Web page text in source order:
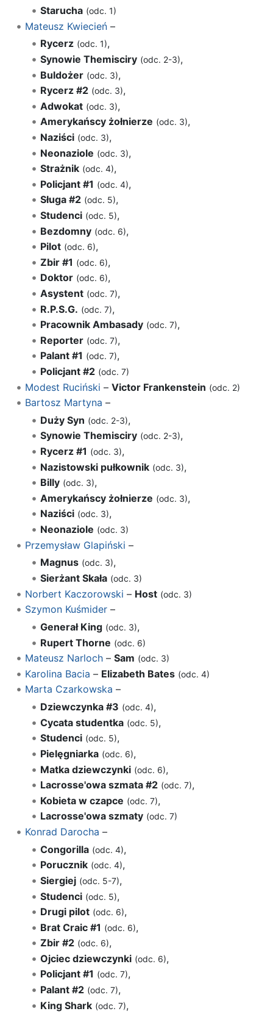
Starucha (odc. 1)
Mateusz Kwiecień–
Rycerz (odc. 1),
Synowie Themisciry (odc. 2-3),
Buldożer (odc. 3),
Rycerz #2 (odc. 3),
Adwokat (odc. 3),
Amerykańscy żołnierze (odc. 3),
Naziści (odc. 3),
Neonaziole (odc. 3),
Strażnik (odc. 4),
Policjant #1 (odc. 4),
Sługa #2 (odc. 5),
Studenci (odc. 5),
Bezdomny (odc. 6),
Pilot (odc. 6),
Zbir #1 (odc. 6),
Doktor (odc. 6),
Asystent (odc. 7),
R.P.S.G. (odc. 7),
Pracownik Ambasady (odc. 7),
Reporter (odc. 7),
Palant #1 (odc. 7),
Policjant #2 (odc. 7)
Modest Ruciński – Victor Frankenstein (odc. 2)
Bartosz Martyna –
Duży Syn (odc. 2-3),
Synowie Themisciry (odc. 2-3),
Rycerz #1 (odc. 3),
Nazistowski pułkownik (odc. 3),
Billy (odc. 3),
Amerykańscy żołnierze (odc. 3),
Naziści (odc. 3),
Neonaziole (odc. 3)
Przemysław Glapiński –
Magnus (odc. 3),
Sierżant Skała (odc. 3)
Norbert Kaczorowski – Host (odc. 3)
Szymon Kuśmider–
Generał King (odc. 3),
Rupert Thorne (odc. 6)
Mateusz Narloch– Sam (odc. 3)
Karolina Bacia – Elizabeth Bates (odc. 4)
Marta Czarkowska –
Dziewczynka #3 (odc. 4),
Cycata studentka (odc. 5),
Studenci (odc. 5),
Pielęgniarka (odc. 6),
Matka dziewczynki (odc. 6),
Lacrosse'owa szmata #2 (odc. 7),
Kobieta w czapce (odc. 7),
Lacrosse'owa szmaty (odc. 7)
Konrad Darocha –
Congorilla (odc. 4),
Porucznik (odc. 4),
Siergiej (odc. 5-7),
Studenci (odc. 5),
Drugi pilot (odc. 6),
Brat Craic #1 (odc. 6),
Zbir #2 (odc. 6),
Ojciec dziewczynki (odc. 6),
Policjant #1 (odc. 7),
Palant #2 (odc. 7),
King Shark (odc. 7),